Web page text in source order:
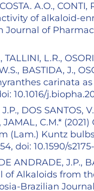
A.O., CONTI,
of alkaloid-
of
L.R.,
BASTIDA, J.,
carinata
10.1016/
DOS SANTOS,
JAMAL, C.M.*
(Lam.) Kuntz
doi: 10.1590/
ANDRADE, J.P.,
Alkaloids from
Brazilian